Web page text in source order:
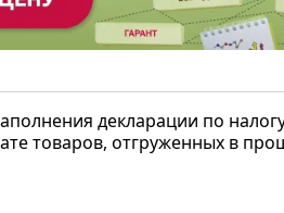
декларации по
товаров, отгруженных в